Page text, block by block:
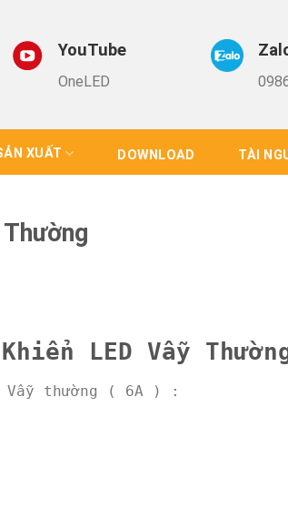
YouTube
OneLED
XUẤT DOWNLOAD TÀI
LED Vẫy
Vẫy thường ( 6A ) :